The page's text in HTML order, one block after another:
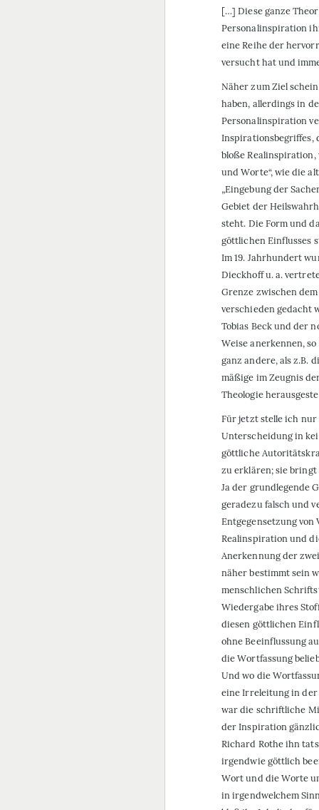
[…] Diese ganze
Personalinspiration
eine Reihe der
versucht hat und
Näher zum Ziel
haben, allerdings in
Personalinspiration
Inspirationsbegriffes,
bloße
und Worte“, wie die
„Eingebung der
Gebiet der
steht. Die Form und
göttlichen Einflusses
Im 19. Jahrhundert
Dieckhoff u. a.
Grenze zwischen
verschieden gedacht
Tobias Beck und der
Weise anerkennen,
ganz andere, als z.B.
mäßige im Zeugnis
Theologie
Für jetzt stelle ich nur
Unterscheidung in
göttliche
zu erklären; sie
Ja der grundlegende
geradezu falsch und
Entgegensetzung
Realinspiration und
Anerkennung der
näher bestimmt sein
menschlichen
Wiedergabe ihres
diesen göttlichen
ohne Beeinflussung
die Wortfassung
Und wo die
eine Irreleitung in der
war die schriftliche
der Inspiration
Richard Rothe ihn
irgendwie göttlich
Wort und die Worte
in irgendwelchem